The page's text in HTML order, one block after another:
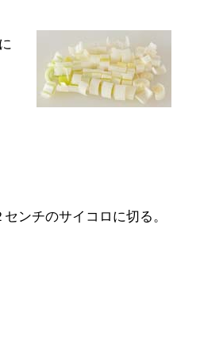
ンチのサイコロに切る。